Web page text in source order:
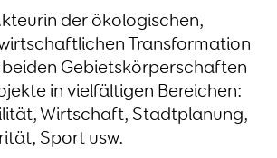
der ökologischen,
Transformation
Gebietskörperschaften
in vielfältigen Bereichen:
Wirtschaft, Stadtplanung,
Sport usw.